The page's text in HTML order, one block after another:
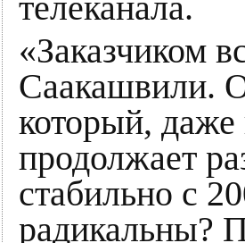
телеканала.
«Заказчиком
Саакашвили.
который, даже
продолжает
стабильно с
радикальны?